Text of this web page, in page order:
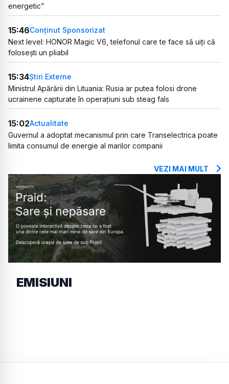
energetic”
15:46Conținut Sponsorizat
Next level: HONOR Magic V6, telefonul care te face să uiți că
folosești un pliabil
15:34Știri Externe
Ministrul Apărării din Lituania: Rusia ar putea folosi drone
ucrainene capturate în operațiuni sub steag fals
15:02Actualitate
Guvernul a adoptat mecanismul prin care Transelectrica poate
limita consumul de energie al marilor companii
VEZI MAI MULT
EMISIUNI